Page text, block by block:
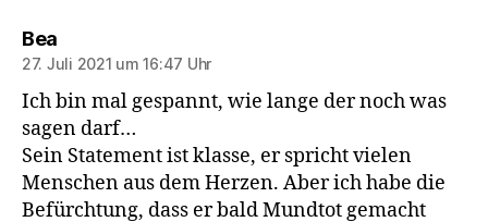
Beasagt:
27. Juli 2021 um 16:47 Uhr
Ich bin mal gespannt, wie lange der noch was
sagen darf…
Sein Statement ist klasse, er spricht vielen
Menschen aus dem Herzen. Aber ich habe die
Befürchtung, dass er bald Mundtot gemacht